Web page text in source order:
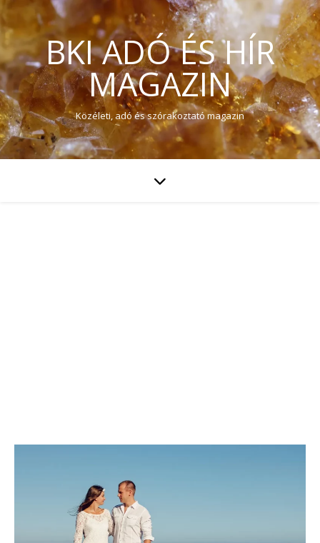
BKI ADÓ ÉS HÍR
MAGAZIN
Közéleti, adó és szórakoztató magazin